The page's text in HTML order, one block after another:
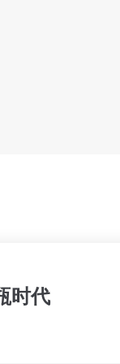
时代